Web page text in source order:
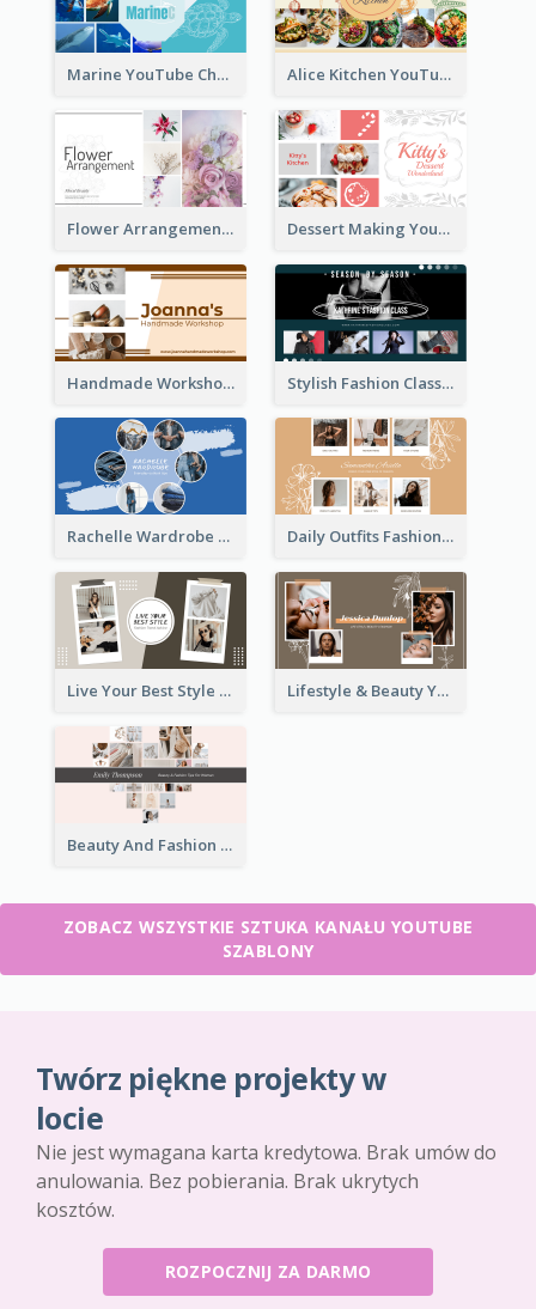
Marine YouTube Channel Art Alice Kitchen YouTube Channel Art
Flower Arrangement Learning YouTube Channel Art Dessert Making YouTube Channel Art
Handmade Workshop YouTube Channel Art Stylish Fashion Class YouTube Channel Art
Rachelle Wardrobe YouTube Channel Art Daily Outfits Fashion YouTube Channel Art
Live Your Best Style YouTube Channel Art Lifestyle & Beauty YouTube Channel Art
Beauty And Fashion Tips YouTube Channel Art
ZOBACZ WSZYSTKIE SZTUKA KANAŁU YOUTUBE
SZABLONY
Twórz piękne projekty w
locie
Nie jest wymagana karta kredytowa. Brak umów do
anulowania. Bez pobierania. Brak ukrytych
kosztów.
ROZPOCZNIJ ZA DARMO